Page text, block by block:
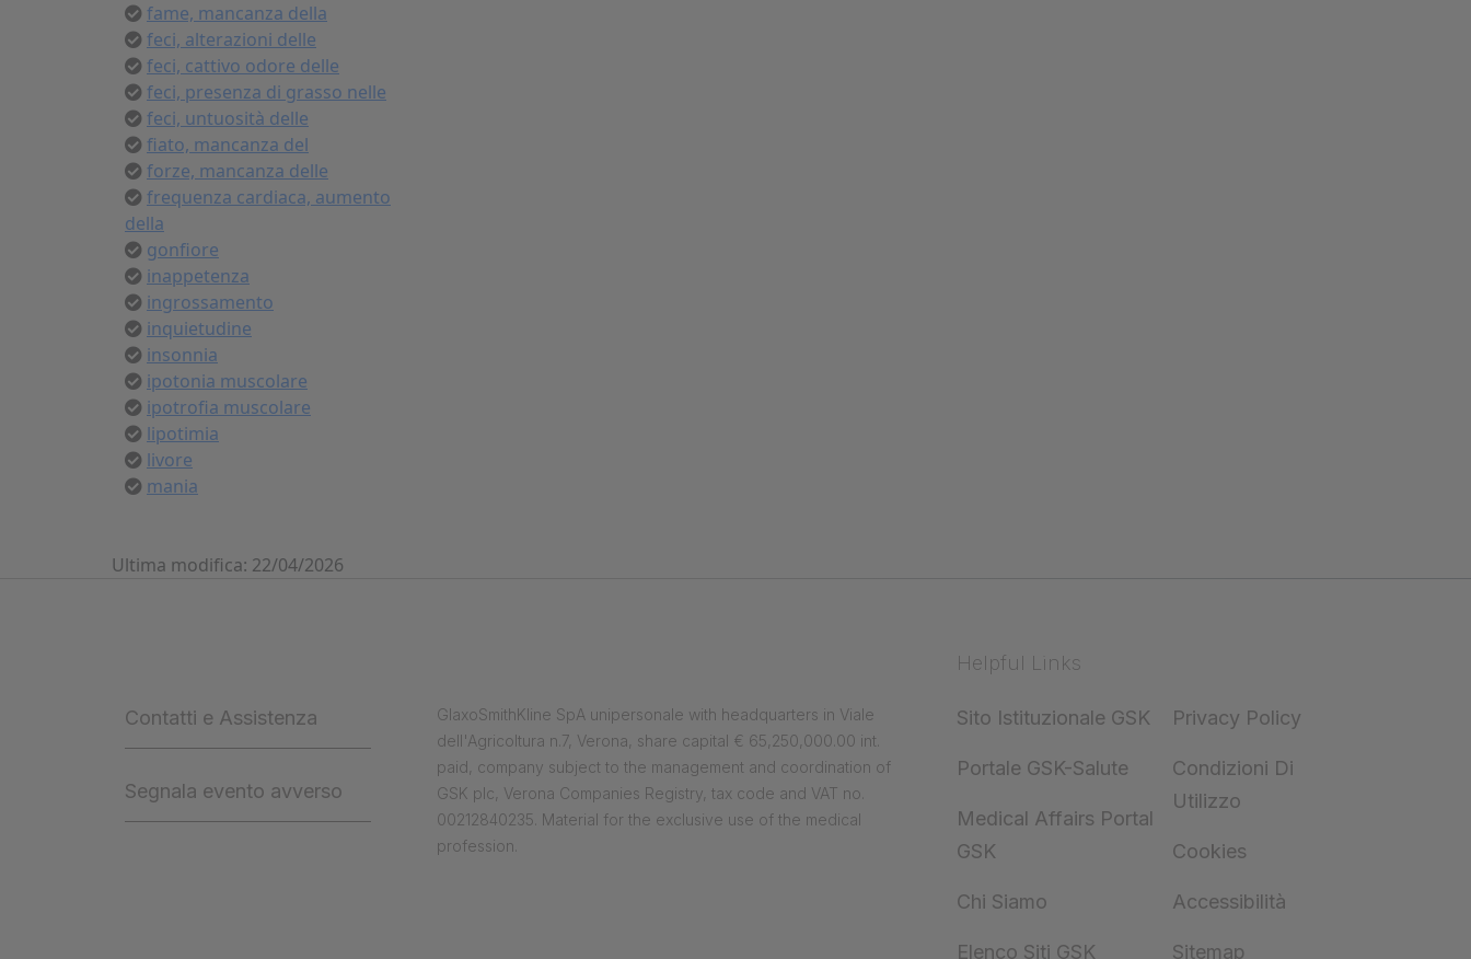
fame, mancanza della
feci, alterazioni delle
feci, cattivo odore delle
feci, presenza di grasso nelle
feci, untuosità delle
fiato, mancanza del
forze, mancanza delle
frequenza cardiaca, aumento
della
gonfiore
inappetenza
ingrossamento
inquietudine
insonnia
ipotonia muscolare
ipotrofia muscolare
lipotimia
livore
mania
Ultima modifica: 22/04/2026
Helpful Links
Contatti e Assistenza
Segnala evento avverso
GlaxoSmithKline SpA unipersonale with headquarters in Viale
dell'Agricoltura n.7, Verona, share capital € 65,250,000.00 int.
paid, company subject to the management and coordination of
GSK plc, Verona Companies Registry, tax code and VAT no.
00212840235. Material for the exclusive use of the medical
profession.
Sito Istituzionale GSK
Portale GSK-Salute
Medical Affairs Portal
GSK
Chi Siamo
Elenco Siti GSK
Privacy Policy
Condizioni Di
Utilizzo
Cookies
Accessibilità
Sitemap